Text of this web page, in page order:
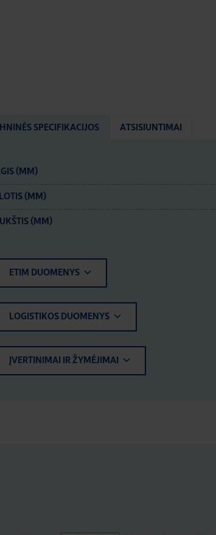
SPECIFIKACIJOS ATSISIUNTIMAI
(MM)
(MM)
(MM)
ETIM DUOMENYS
LOGISTIKOS DUOMENYS
ĮVERTINIMAI IR ŽYMĖJIMAI